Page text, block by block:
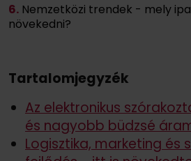
6. Nemzetközi trendek - mely
növekedni?
Tartalomjegyzék
Az elektronikus
és nagyobb büdzsé
Logisztika, marketing és